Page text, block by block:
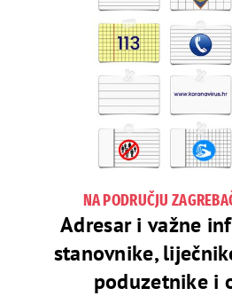
NA PODRUČJU
Adresar i važne
stanovnike,
poduzetnike i